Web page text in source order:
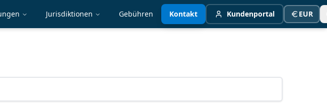
Jurisdiktionen Gebühren Kontakt Kundenportal EUR